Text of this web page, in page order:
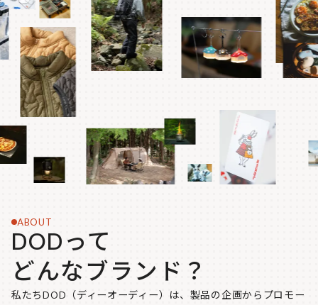
ABOUT
DODって
どんなブランド？
私たちDOD（ディーオーディー）は、製品の企画からプロモー